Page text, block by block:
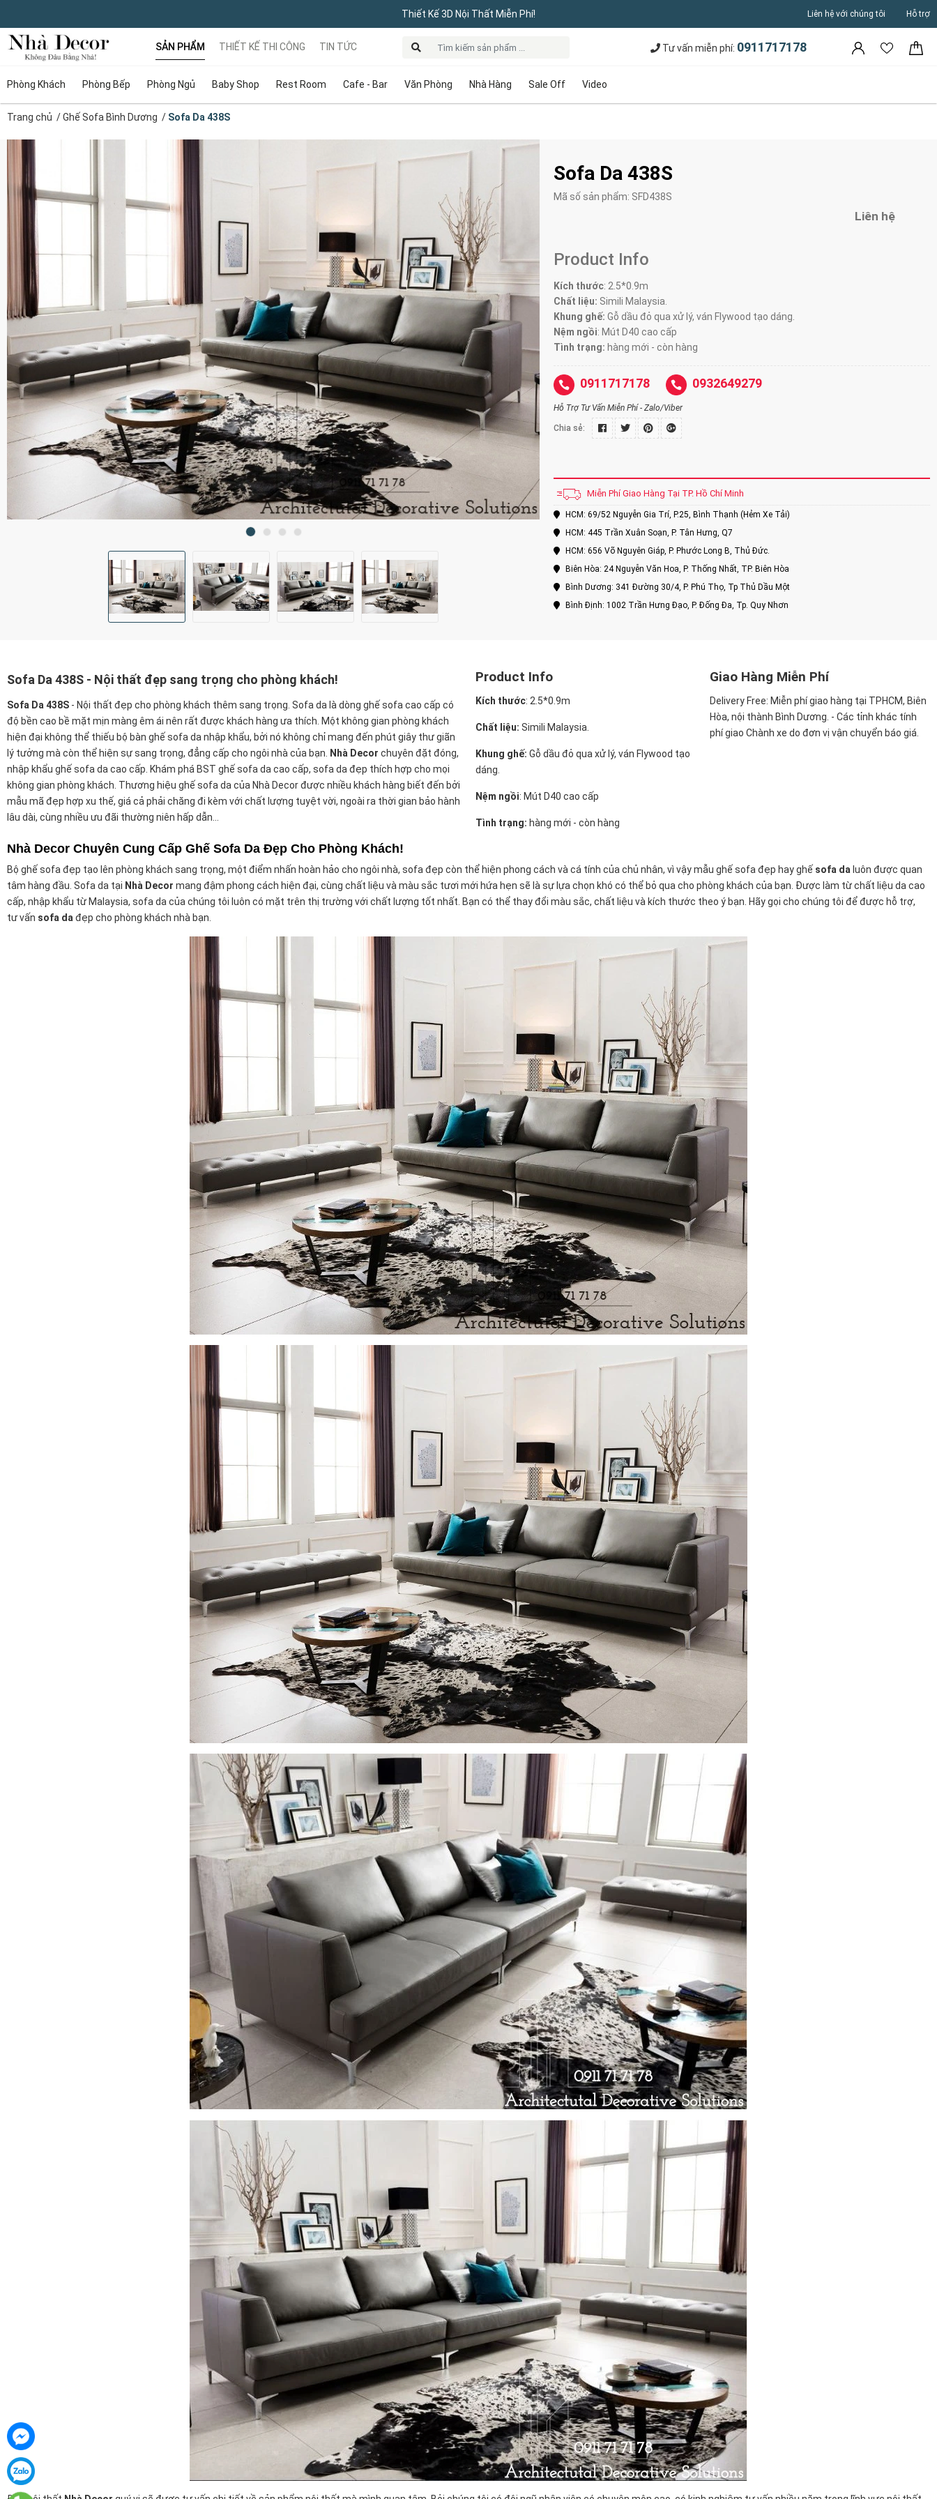
Thiết Kế 3D Nội Thất Miễn Phí! Liên hệ với chúng tôi Hỗ trợ
SẢN PHẨM
Phòng Khách Phòng Bếp Phòng Ngủ Baby Shop Rest Room Cafe - Bar Văn Phòng Nhà Hàng Sale Off Video
THIẾT KẾ THI CÔNG TIN TỨC Tư vấn miễn phí: 0911717178
Trang chủ /Ghế Sofa Bình Dương / Sofa Da 438S
Sofa Da 438S
Mã số sản phẩm: SFD438S
Liên hệ
Product Info
Kích thước: 2.5*0.9m
Chất liệu: Simili Malaysia.
Khung ghế: Gỗ dầu đỏ qua xử lý, ván Flywood tạo dáng.
Nệm ngồi: Mút D40 cao cấp
Tình trạng: hàng mới - còn hàng
0911717178 0932649279
Hỗ Trợ Tư Vấn Miễn Phí - Zalo/Viber
Chia sẻ:
Miễn Phí Giao Hàng Tại TP. Hồ Chí Minh
HCM: 69/52 Nguyễn Gia Trí, P.25, Bình Thạnh (Hẻm Xe Tải)
HCM: 445 Trần Xuân Soạn, P. Tân Hưng, Q7
HCM: 656 Võ Nguyên Giáp, P. Phước Long B, Thủ Đức.
Biên Hòa: 24 Nguyễn Văn Hoa, P. Thống Nhất, TP. Biên Hòa
Bình Dương: 341 Đường 30/4, P. Phú Thọ, Tp Thủ Dầu Một
Bình Định: 1002 Trần Hưng Đạo, P. Đống Đa, Tp. Quy Nhơn
Sofa Da 438S - Nội thất đẹp sang trọng cho phòng khách!
Sofa Da 438S - Nội thất đẹp cho phòng khách thêm sang trọng. Sofa da là dòng ghế sofa cao cấp có
độ bền cao bề mặt mịn màng êm ái nên rất được khách hàng ưa thích. Một không gian phòng khách
hiện đại không thể thiếu bộ bàn ghế sofa da nhập khẩu, bởi nó không chỉ mang đến phút giây thư giãn
lý tưởng mà còn thể hiện sự sang trọng, đẳng cấp cho ngôi nhà của bạn.
Nhà Decor chuyên đặt đóng,
nhập khẩu ghế sofa da cao cấp. Khám phá BST ghế sofa da cao cấp, sofa da đẹp thích hợp cho mọi
không gian phòng khách. Thương hiệu ghế sofa da của Nhà Decor được nhiều khách hàng biết đến bởi
mẫu mã đẹp hợp xu thế, giá cả phải chăng đi kèm với chất lượng tuyệt vời, ngoài ra thời gian bảo hành
lâu dài, cùng nhiều ưu đãi thường niên hấp dẫn...
Product Info
Kích thước: 2.5*0.9m
Chất liệu: Simili Malaysia.
Khung ghế: Gỗ dầu đỏ qua xử lý, ván Flywood tạo
dáng.
Nệm ngồi: Mút D40 cao cấp
Tình trạng: hàng mới - còn hàng
Giao Hàng Miễn Phí
Delivery Free: Miễn phí giao hàng tại TPHCM, Biên
Hòa, nội thành Bình Dương. - Các tỉnh khác tính
phí giao Chành xe do đơn vị vận chuyển báo giá.
Nhà Decor Chuyên Cung Cấp Ghế Sofa Da Đẹp Cho Phòng Khách!
Bộ ghế sofa đẹp tạo lên phòng khách sang trọng, một điểm nhấn hoàn hảo cho ngôi nhà, sofa đẹp còn thể hiện phong cách và cá tính của chủ nhân, vì vậy mẫu ghế sofa đẹp hay ghế sofa da luôn được quan
tâm hàng đầu. Sofa da tại Nhà Decor mang đậm phong cách hiện đại, cùng chất liệu và màu sắc tươi mới hứa hẹn sẽ là sự lựa chọn khó có thể bỏ qua cho phòng khách của bạn. Được làm từ chất liệu da cao
cấp, nhập khẩu từ Malaysia, sofa da của chúng tôi luôn có mặt trên thị trường với chất lượng tốt nhất. Bạn có thể thay đổi màu sắc, chất liệu và kích thước theo ý bạn. Hãy gọi cho chúng tôi để được hỗ trợ,
tư vấn sofa da đẹp cho phòng khách nhà bạn.